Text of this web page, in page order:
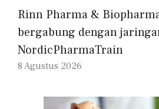
Rinn Pharma &
bergabung dengan
NordicPharmaTrain
8 Agustus 2026